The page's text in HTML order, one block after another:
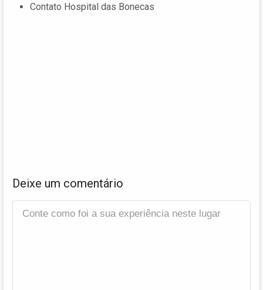
Contato Hospital das Bonecas
Deixe um comentário